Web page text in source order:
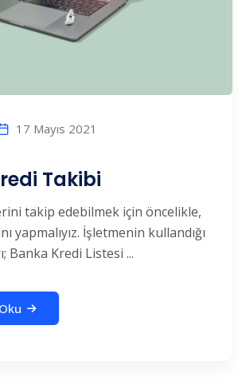
17 Mayıs 2021
Takibi
takip edebilmek için öncelikle,
yapmalıyız. İşletmenin kullandığı
Banka Kredi Listesi ...